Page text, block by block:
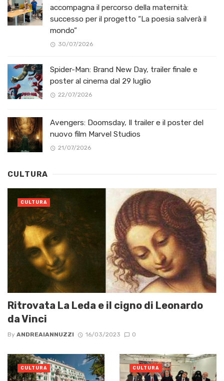
accompagna il percorso della maternità:
successo per il progetto “La poesia salverà il
mondo”
30/07/2026
Spider-Man: Brand New Day, trailer finale e
poster al cinema dal 29 luglio
22/07/2026
Avengers: Doomsday, Il trailer e il poster del
nuovo film Marvel Studios
21/07/2026
CULTURA
Ritrovata La Leda e il cigno di Leonardo
da Vinci
By ANDREAIANNUZZI 16/03/2023 0
CULTURA
CULTURA CULTURA